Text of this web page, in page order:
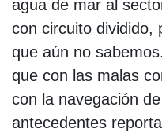
agua de mar al
con circuito dividido,
que aún no
que con las malas
con la navegación
antecedentes